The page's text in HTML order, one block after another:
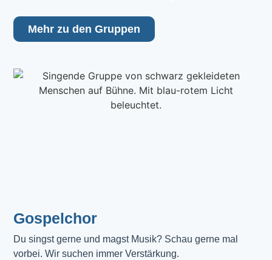
Mehr zu den Gruppen
Gospelchor
Du singst gerne und magst Musik? Schau gerne mal
vorbei. Wir suchen immer Verstärkung.